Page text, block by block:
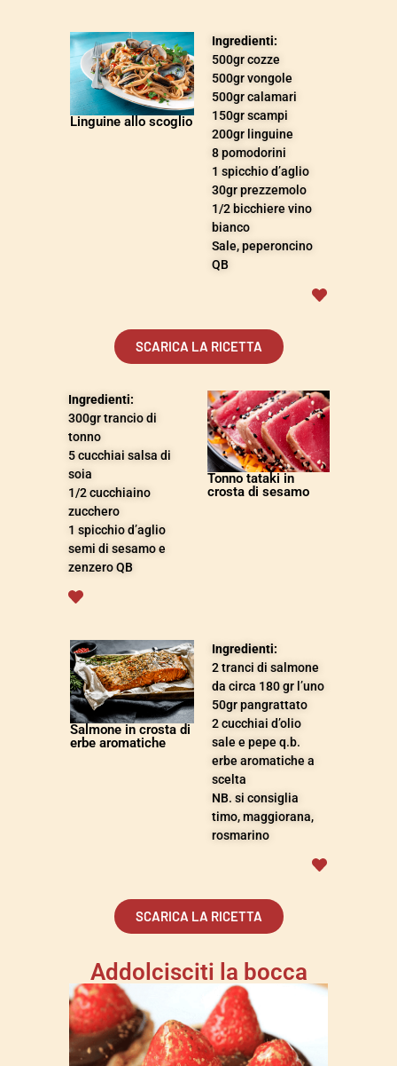
Linguine allo scoglio
Ingredienti:
500gr cozze
500gr vongole
500gr calamari
150gr scampi
200gr linguine
8 pomodorini
1 spicchio d’aglio
30gr prezzemolo
1/2 bicchiere vino
bianco
Sale, peperoncino
QB
SCARICA LA RICETTA
Ingredienti:
300gr trancio di
tonno
5 cucchiai salsa di
soia
1/2 cucchiaino
zucchero
1 spicchio d’aglio
semi di sesamo e
zenzero QB
Tonno tataki in
crosta di sesamo
Salmone in crosta di
erbe aromatiche
Ingredienti:
2 tranci di salmone
da circa 180 gr l’uno
50gr pangrattato
2 cucchiai d’olio
sale e pepe q.b.
erbe aromatiche a
scelta
NB. si consiglia
timo, maggiorana,
rosmarino
SCARICA LA RICETTA
Addolcisciti la bocca